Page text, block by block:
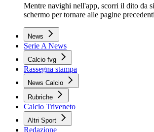
Mentre navighi nell'app, scorri il dito da
schermo per tornare alle pagine precedenti
News
Serie A News
Calcio fvg
Rassegna stampa
News Calcio
Rubriche
Calcio Triveneto
Altri Sport
Redazione